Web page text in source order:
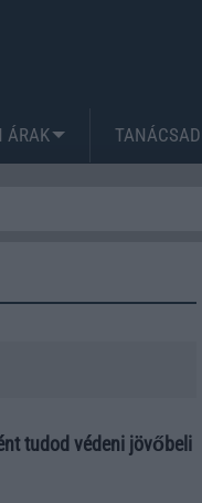
ÁRAK
tudod védeni jövőbeli